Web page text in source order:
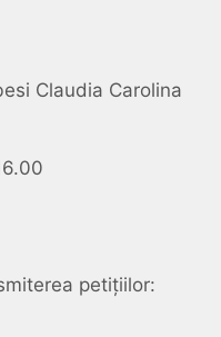
Claudia Carolina
petițiilor: